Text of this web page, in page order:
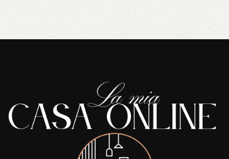
Read More